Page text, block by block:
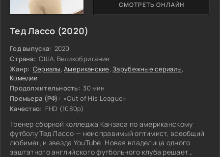
Тед Лассо (2020)
Год выпуска: 2020
Страна: США, Великобритания
Жанр: Сериалы,Американские,Зарубежные сериалы,
Комедии
Продолжительность: 30 мин
Премьера (РФ): «Out of His League»
Качество: FHD (1080p)
Тренер сборной колледжа Канзаса по американскому
футболу Тед Лассо — неисправимый оптимист, всеобщий
любимец и звезда YouTube. Новая владелица одного
заштатного английского футбольного клуба решает
СМОТРЕТЬ ОНЛАЙН